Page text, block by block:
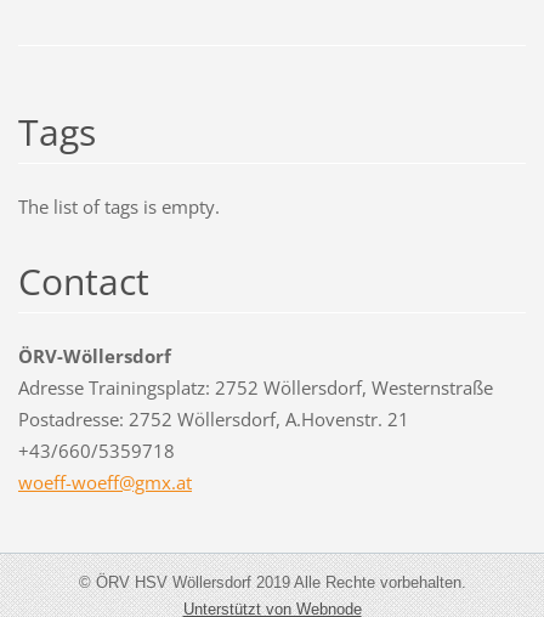
Tags
The list of tags is empty.
Contact
ÖRV-Wöllersdorf
Adresse Trainingsplatz: 2752 Wöllersdorf, Westernstraße
Postadresse: 2752 Wöllersdorf, A.Hovenstr. 21
+43/660/5359718
woeff-woeff@gmx.at
© ÖRV HSV Wöllersdorf 2019 Alle Rechte vorbehalten.
Unterstützt von Webnode